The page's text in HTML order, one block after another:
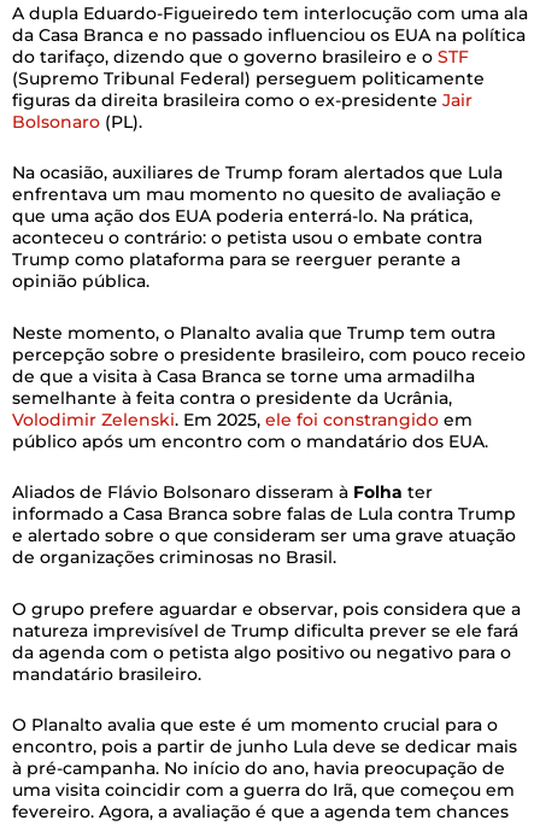
A dupla Eduardo-Figueiredo tem interlocução com uma ala
da Casa Branca e no passado influenciou os EUA na política
do tarifaço, dizendo que o governo brasileiro e o STF
(Supremo Tribunal Federal) perseguem politicamente
figuras da direita brasileira como o ex-presidente Jair
Bolsonaro (PL).
Na ocasião, auxiliares de Trump foram alertados que Lula
enfrentava um mau momento no quesito de avaliação e
que uma ação dos EUA poderia enterrá-lo. Na prática,
aconteceu o contrário: o petista usou o embate contra
Trump como plataforma para se reerguer perante a
opinião pública.
Neste momento, o Planalto avalia que Trump tem outra
percepção sobre o presidente brasileiro, com pouco receio
de que a visita à Casa Branca se torne uma armadilha
semelhante à feita contra o presidente da Ucrânia,
Volodimir Zelenski. Em 2025, ele foi constrangido em
público após um encontro com o mandatário dos EUA.
Aliados de Flávio Bolsonaro disseram à Folha ter
informado a Casa Branca sobre falas de Lula contra Trump
e alertado sobre o que consideram ser uma grave atuação
de organizações criminosas no Brasil.
O grupo prefere aguardar e observar, pois considera que a
natureza imprevisível de Trump dificulta prever se ele fará
da agenda com o petista algo positivo ou negativo para o
mandatário brasileiro.
O Planalto avalia que este é um momento crucial para o
encontro, pois a partir de junho Lula deve se dedicar mais
à pré-campanha. No início do ano, havia preocupação de
uma visita coincidir com a guerra do Irã, que começou em
fevereiro. Agora, a avaliação é que a agenda tem chances